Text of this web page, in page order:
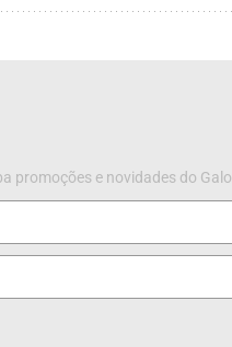
promoções e novidades do Galo